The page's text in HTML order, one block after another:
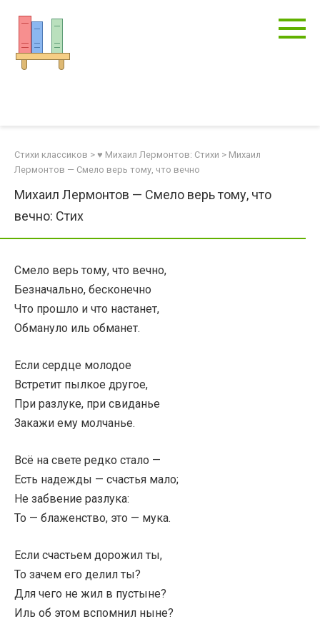
контенту
Стихи классиков > ♥ Михаил Лермонтов: Стихи > Михаил
Лермонтов — Смело верь тому, что вечно
Михаил Лермонтов — Смело верь тому, что
вечно: Стих
Смело верь тому, что вечно,
Безначально, бесконечно
Что прошло и что настанет,
Обмануло иль обманет.
Если сердце молодое
Встретит пылкое другое,
При разлуке, при свиданье
Закажи ему молчанье.
Всё на свете редко стало —
Есть надежды — счастья мало;
Не забвение разлука:
То — блаженство, это — мука.
Если счастьем дорожил ты,
То зачем его делил ты?
Для чего не жил в пустыне?
Иль об этом вспомнил ныне?